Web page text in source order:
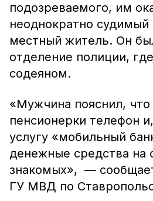
подозреваемого, им
неоднократно судимый
местный житель. Он
отделение полиции,
содеяном.
«Мужчина пояснил, что
пенсионерки телефон
услугу «мобильный
денежные средства на
знакомых», —
ГУ МВД по